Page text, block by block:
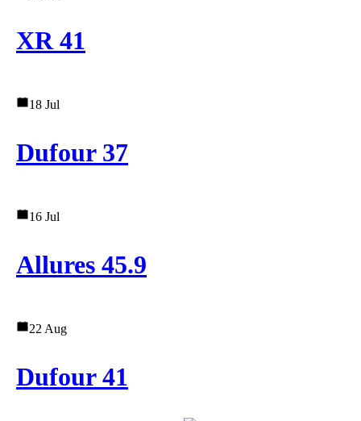
XR 41
18 Jul
Dufour 37
16 Jul
Allures 45.9
22 Aug
Dufour 41